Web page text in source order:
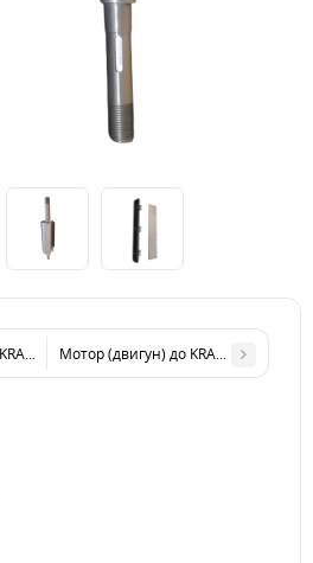
MHBM'1100
Мотор (двигун) до KRAISSMANN